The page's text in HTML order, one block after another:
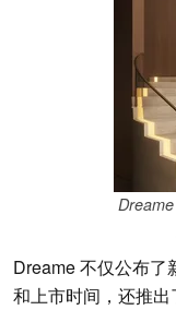
Dreame 不仅公布了
和上市时间，还推